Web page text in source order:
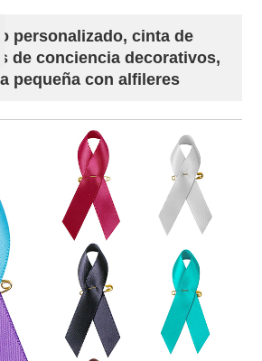
personalizado, cinta de
de conciencia decorativos,
pequeña con alfileres